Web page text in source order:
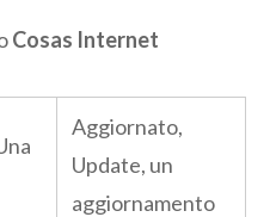
Cosas Internet
Aggiornato,
Update, un
aggiornamento